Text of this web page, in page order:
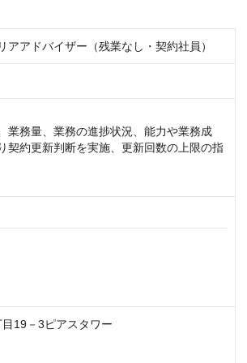
アドバイザー（残業なし・契約社員）
務量、業務の進捗状況、能力や業務成
契約更新判断を実施、更新回数の上限の指
19－3ピアスタワー